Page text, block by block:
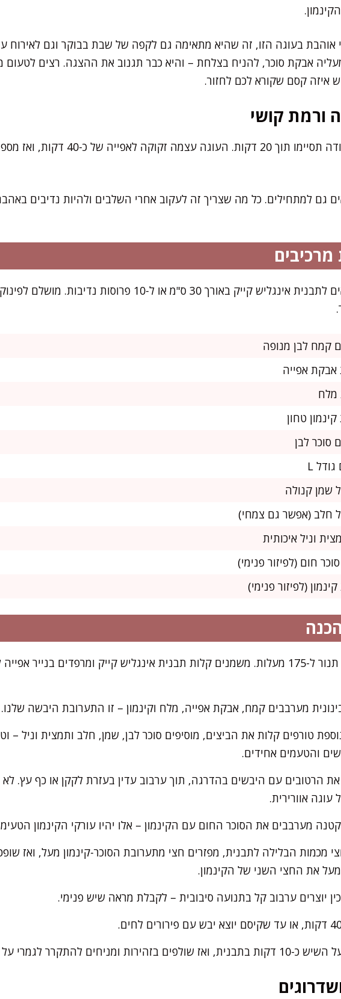
אוהבת בעוגה הזו, זה שהיא מתאימה גם לקפה של שבת בבוקר וגם
אבקת סוכר, להניח בצלחת – והיא כבר תגנוב את ההצגה. רצים לטעום
איזה קסם שקורא לכם לחזור.
ורמת קושי
את רוב העבודה תסיימו תוך 20 דקות.
גם למתחילים. כל מה שצריך זה לעקוב אחרי השלבים ולהיות נדיבים
המתכון מתאים לתבנית אינגליש קייק באורך 30 ס"מ או ל-10
מלח
(לפיזור פנימי)
מחממים תנור ל-175 מעלות. משמנים קלות תבנית אינגליש קייק ומרפדים
מערבבים קמח, אבקת אפייה, מלח וקינמון – זו התערובת היבשה שלנו.
טורפים קלות את הביצים, מוסיפים סוכר לבן, שמן, חלב ותמצית וניל –
והטעמים אחידים.
הרטובים עם היבשים בהדרגה, תוך ערבוב עדין בעזרת לקקן או כף עץ. לא
עוגה אוורירית.
מערבבים את הסוכר החום עם הקינמון – אלו יהיו עורקי הקינמון
מכמות הבלילה לתבנית, מפזרים חצי מתערובת הסוכר-קינמון מעל, ואז
מעל את החצי השני של הקינמון.
יוצרים ערבוב קל בתנועה סיבובית – לקבלת מראה שיש פנימי.
בזהירות ומניחים להתקרר לגמרי על רשת.